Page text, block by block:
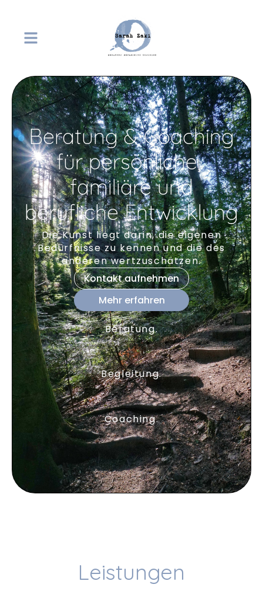
Beratung & Coaching
für persönliche,
familiäre und
berufliche Entwicklung
Die Kunst liegt darin, die eigenen
Bedürfnisse zu kennen und die des
anderen wertzuschätzen.
Kontakt aufnehmen
Mehr erfahren
Beratung.
Begleitung.
Coaching.
Leistungen